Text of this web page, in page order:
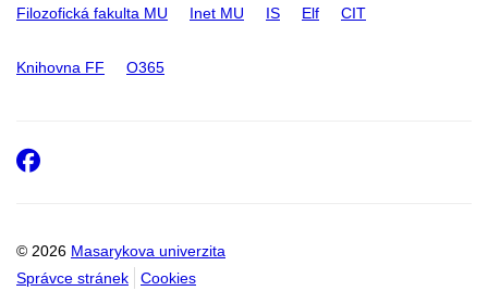
Filozofická fakulta MU Inet MU IS Elf CIT
Knihovna FF O365
© 2026 Masarykova univerzita
Správce stránek
Cookies
Facebook